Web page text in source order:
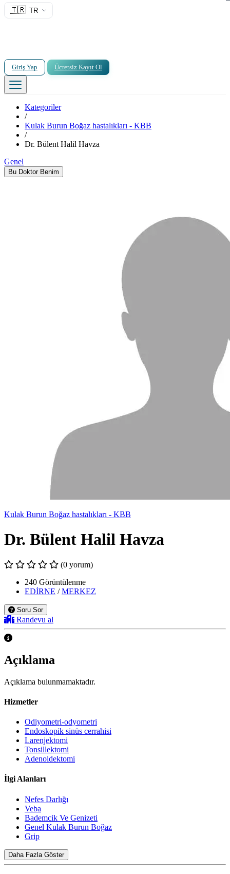
🇹🇷 TR
Giriş Yap Ücretsiz Kayıt Ol
Kategoriler
/
Kulak Burun Boğaz hastalıkları - KBB
/
Dr. Bülent Halil Havza
Genel
Bu Doktor Benim
Kulak Burun Boğaz hastalıkları - KBB
Dr. Bülent Halil Havza
(0 yorum)
240 Görüntülenme
EDİRNE /MERKEZ
Soru Sor
Randevu al
Açıklama
Açıklama bulunmamaktadır.
Hizmetler
Odiyometri-odyometri
Endoskopik sinüs cerrahisi
Larenjektomi
Tonsillektomi
Adenoidektomi
İlgi Alanları
Nefes Darlığı
Veba
Bademcik Ve Genizeti
Genel Kulak Burun Boğaz
Grip
Daha Fazla Göster